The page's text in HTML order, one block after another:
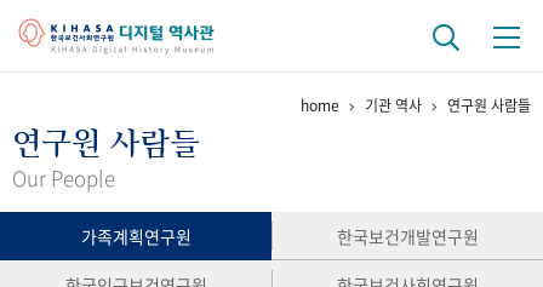
걸어온 길 기관 변천사
연구 역사
정책과 연구 키워드로 보는 연구 역사
연구자들
home 기관 역사 연구원 사람들
연구원 사람들
Our People
가족계획연구원
한국보건개발연구원